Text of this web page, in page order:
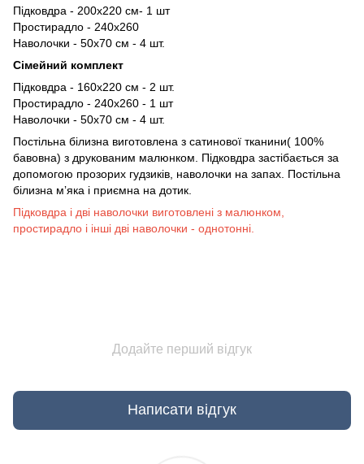
Підковдра - 200х220 см- 1 шт
Простирадло - 240х260
Наволочки - 50х70 см - 4 шт.
Сімейний комплект
Підковдра - 160х220 см - 2 шт.
Простирадло - 240х260 - 1 шт
Наволочки - 50х70 см - 4 шт.
Постільна білизна виготовлена з сатинової тканини( 100%
бавовна) з друкованим малюнком. Підковдра застібається за
допомогою прозорих гудзиків, наволочки на запах. Постільна
білизна мʼяка і приємна на дотик.
Підковдра і дві наволочки виготовлені з малюнком,
простирадло і інші дві наволочки - однотонні.
Додайте перший відгук
Написати відгук